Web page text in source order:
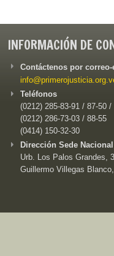
INFORMACIÓN DE
Contáctenos por
Teléfonos
(0212) 285-83-91 / 87-50 /
(0212) 286-73-03 / 88-55
(0414) 150-32-30
Dirección Sede
Urb. Los Palos Grandes,
Guillermo Villegas